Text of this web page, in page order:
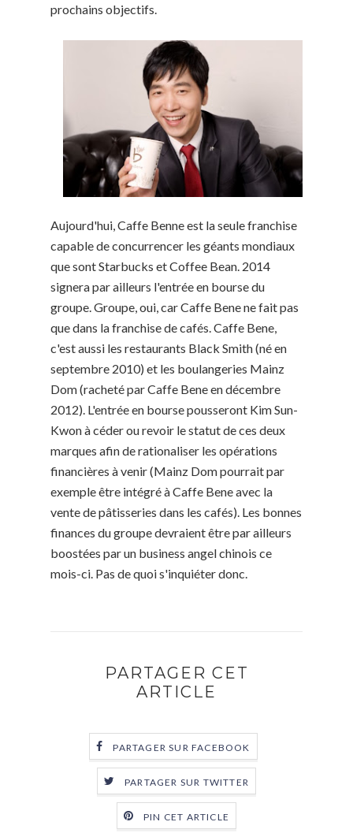
prochains objectifs.
Aujourd'hui, Caffe Benne est la seule franchise
capable de concurrencer les géants mondiaux
que sont Starbucks et Coffee Bean. 2014
signera par ailleurs l'entrée en bourse du
groupe. Groupe, oui, car Caffe Bene ne fait pas
que dans la franchise de cafés. Caffe Bene,
c'est aussi les restaurants Black Smith (né en
septembre 2010) et les boulangeries Mainz
Dom (racheté par Caffe Bene en décembre
2012). L'entrée en bourse pousseront Kim Sun-
Kwon à céder ou revoir le statut de ces deux
marques afin de rationaliser les opérations
financières à venir (Mainz Dom pourrait par
exemple être intégré à Caffe Bene avec la
vente de pâtisseries dans les cafés). Les bonnes
finances du groupe devraient être par ailleurs
boostées par un business angel chinois ce
mois-ci. Pas de quoi s'inquiéter donc.
PARTAGER CET
ARTICLE
PARTAGER SUR FACEBOOK
PARTAGER SUR TWITTER
PIN CET ARTICLE